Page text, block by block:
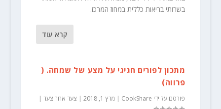
בשרותי בריאות כללית במחוז המרכז.
קרא עוד
מתכון לפורים חגיגי על מצע של שמחה. (
פרווה)
פורסם על ידי CookShare
| מרץ 1, 2018 | צעד אחר צעד|